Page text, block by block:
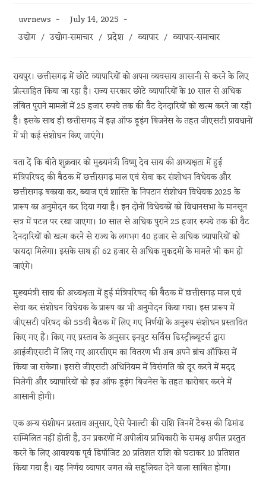
Post
author:
uvrnews
Post
published:
July 14, 2025
Post
उद्योग / उद्योग-समाचार / प्रदेश / व्यापार / व्यापार-समाचार
रायपुर। छत्तीसगढ़ में छोटे व्यापारियों को अपना व्यवसाय आसानी से करने के लिए
प्रोत्साहित किया जा रहा है। राज्य सरकार छोटे व्यापारियों के 10 साल से अधिक
लंबित पुराने मामलों में 25 हजार रुपये तक की वैट देनदारियों को खत्म करने जा रही
है। इसके साथ ही छत्तीसगढ़ में इज़ ऑफ डूइंग बिजनेस के तहत जीएसटी प्रावधानों
में भी कई संशोधन किए जाएंगे।
बता दें कि बीते शुक्रवार को मुख्यमंत्री विष्णु देव साय की अध्यक्षता में हुई
मंत्रिपरिषद की बैठक में छत्तीसगढ़ माल एवं सेवा कर संशोधन विधेयक और
छत्तीसगढ़ बकाया कर, ब्याज एवं शास्ति के निपटान संशोधन विधेयक 2025 के
प्रारूप का अनुमोदन कर दिया गया है। इन दोनों विधेयकों को विधानसभा के मानसून
सत्र में पटल पर रखा जाएगा। 10 साल से अधिक पुराने 25 हजार रुपये तक की वैट
देनदारियों को खत्म करने से राज्य के लगभग 40 हजार से अधिक व्यापारियों को
फायदा मिलेगा। इसके साथ ही 62 हजार से अधिक मुकदमों के मामले भी कम हो
जाएंगे।
मुख्यमंत्री साय की अध्यक्षता में हुई मंत्रिपरिषद की बैठक में छत्तीसगढ़ माल एवं
सेवा कर संशोधन विधेयक के प्रारूप का भी अनुमोदन किया गया। इस प्रारूप में
जीएसटी परिषद की 55वीं बैठक में लिए गए निर्णयों के अनुरूप संशोधन प्रस्तावित
किए गए हैं। किए गए प्रस्ताव के अनुसार इनपुट सर्विस डिस्ट्रीब्यूटर्स द्वारा
आईजीएसटी में लिए गए आरसीएम का वितरण भी अब अपने ब्रांच ऑफिस में
किया जा सकेगा। इससे जीएसटी अधिनियम में विसंगति को दूर करने में मदद
मिलेगी और व्यापारियों को इज़ ऑफ डूइंग बिजनेस के तहत कारोबार करने में
आसानी होगी।
एक अन्य संशोधन प्रस्ताव अनुसार, ऐसे पेनाल्टी की राशि जिनमें टैक्स की डिमांड
सम्मिलित नहीं होती है, उन प्रकरणों में अपीलीय प्राधिकारी के समक्ष अपील प्रस्तुत
करने के लिए आवश्यक पूर्व डिपॉजिट 20 प्रतिशत राशि को घटाकर 10 प्रतिशत
किया गया है। यह निर्णय व्यापार जगत को सहूलियत देने वाला साबित होगा।